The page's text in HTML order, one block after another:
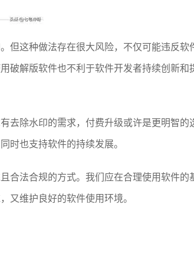
但这种做法存在很大风险，不仅可能违反软
破解版软件也不利于软件开发者持续创新和
去除水印的需求，付费升级或许是更明智的
时也支持软件的持续发展。
合法合规的方式。我们应在合理使用软件的
又维护良好的软件使用环境。